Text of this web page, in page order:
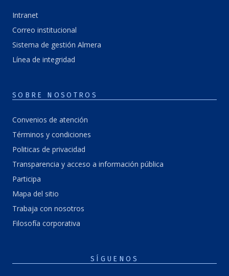
Intranet
Correo institucional
Sistema de gestión Almera
Línea de integridad
SOBRE NOSOTROS
Convenios de atención
Términos y condiciones
Politicas de privacidad
Transparencia y acceso a información pública
Participa
Mapa del sitio
Trabaja con nosotros
Filosofía corporativa
SÍGUENOS